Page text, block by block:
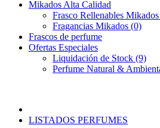
Mikados Alta Calidad
Frasco Rellenables
Fragancias Mikados (0)
Frascos de perfume
Ofertas Especiales
Liquidación de Stock (9)
Perfume Natural &
LISTADOS PERFUMES